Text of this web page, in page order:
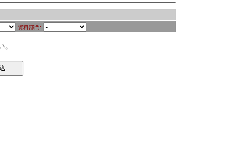
資料部門: